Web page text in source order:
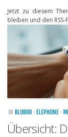
Marken und
Handytarife
BASE
o2
Jetzt zu diesem
bleiben und den
IN BLUBOO · ELEPHONE ·
Übersicht: